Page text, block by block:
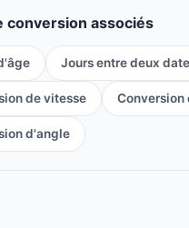
conversion associés
Jours entre deux
de vitesse Conversion
d'angle